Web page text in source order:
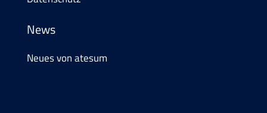
News
Neues von atesum